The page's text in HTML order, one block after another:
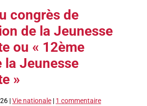
congrès de
de la Jeunesse
ou « 12ème
la Jeunesse
»
|Vie nationale | 1 commentaire